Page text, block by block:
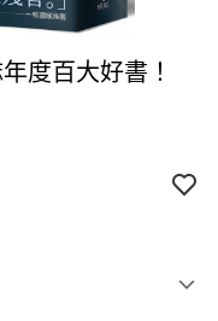
度百大好書！